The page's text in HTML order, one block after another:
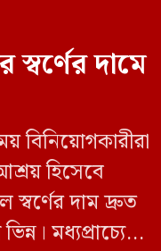
দামে
বিনিয়োগকারীরা
হিসেবে
দাম দ্রুত
মধ্যপ্রাচ্যে